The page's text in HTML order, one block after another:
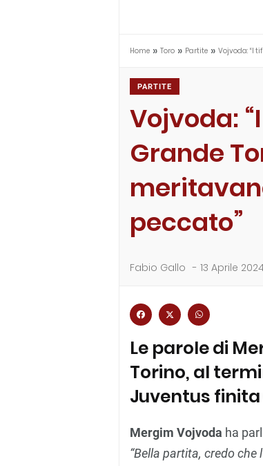
Home » Toro » Partite » Vojvoda: “I
PARTITE
Vojvoda:
Grande
peccato”
Fabio Gallo - 13 Aprile
Le parole di
Torino, al
Juventus
Mergim Vojvoda ha
“Bella partita, credo